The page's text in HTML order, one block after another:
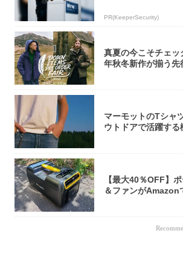
PR(KeeperSecurity)
真夏の今こそチェ
年秋冬新作が揃う先
マーモットのTシャ
ウトドアで活躍す
【最大40％OFF】
＆ファンがAmazon